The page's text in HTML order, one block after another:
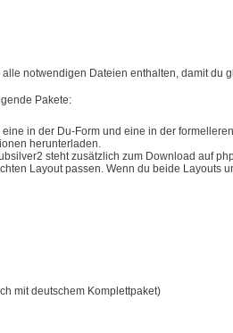
alle notwendigen Dateien enthalten, damit du
Pakete:
in der Du-Form und eine in der
herunterladen.
steht zusätzlich zum Download auf
Layout passen. Wenn du beide Layouts
mit deutschem Komplettpaket)